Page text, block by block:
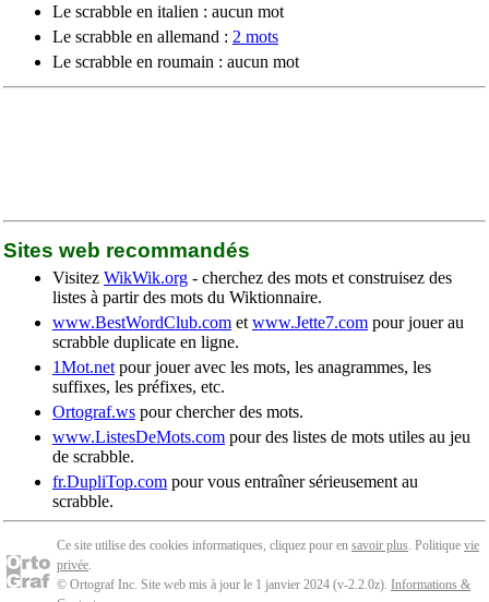
Le scrabble en italien : aucun mot
Le scrabble en allemand : 2 mots
Le scrabble en roumain : aucun mot
Sites web recommandés
Visitez WikWik.org - cherchez des mots et construisez des
listes à partir des mots du Wiktionnaire.
www.BestWordClub.com et www.Jette7.com pour jouer au
scrabble duplicate en ligne.
1Mot.net pour jouer avec les mots, les anagrammes, les
suffixes, les préfixes, etc.
Ortograf.ws pour chercher des mots.
www.ListesDeMots.com pour des listes de mots utiles au jeu
de scrabble.
fr.DupliTop.com pour vous entraîner sérieusement au
scrabble.
Ce site utilise des cookies informatiques, cliquez pour en savoir plus. Politique vie
privée.
© Ortograf Inc. Site web mis à jour le 1 janvier 2024 (v-2.2.0z). Informations &